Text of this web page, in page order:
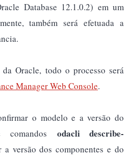
Database 12.1.0.2) em um
também será efetuada a
da Oracle, todo o processo será
Manager Web Console.
o modelo e a versão do
comandos odacli describe-
a versão dos componentes e do